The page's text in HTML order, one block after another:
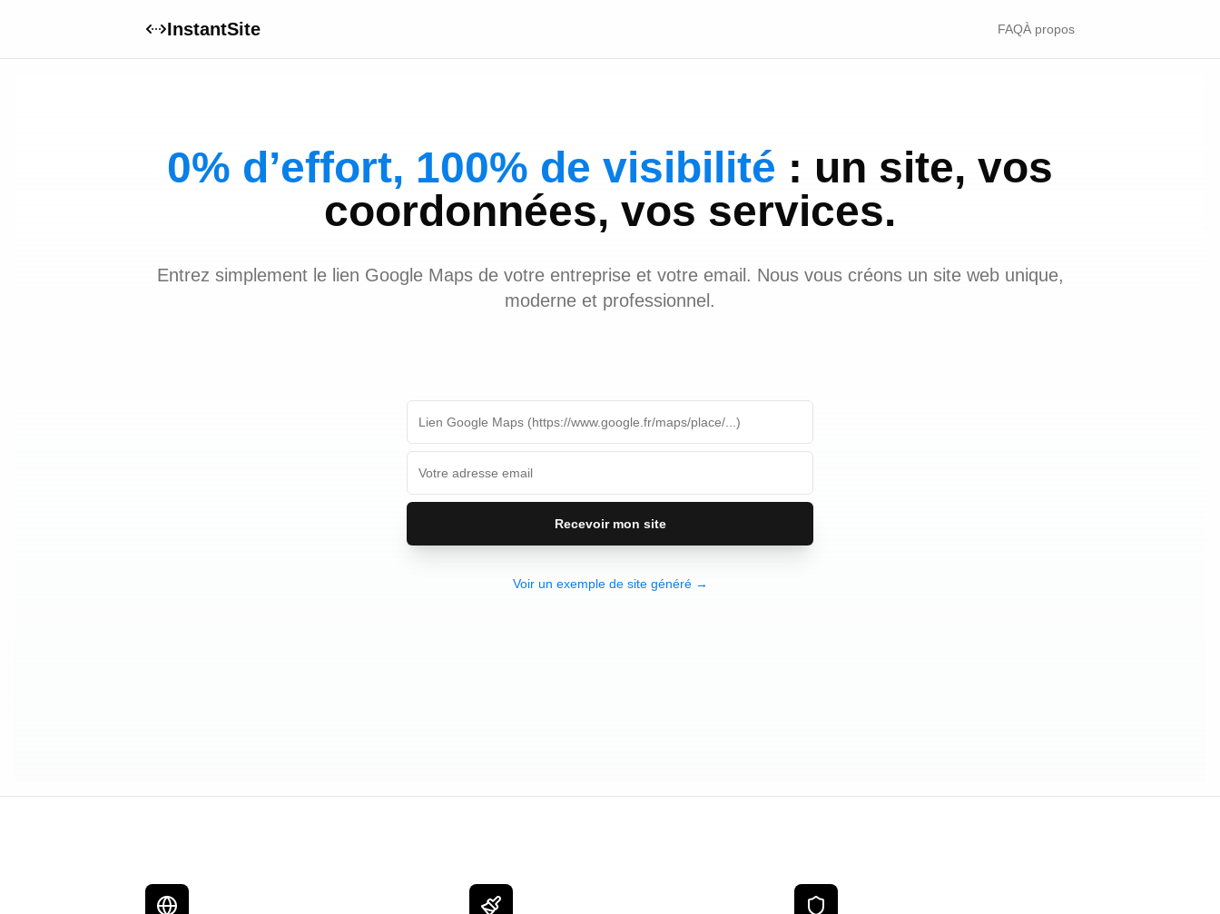
InstantSite FAQÀ propos
0% d’effort, 100% de visibilité : un site, vos
coordonnées, vos services.
Entrez simplement le lien Google Maps de votre entreprise et votre email. Nous vous créons un site web unique,
moderne et professionnel.
Recevoir mon site
Voir un exemple de site généré →